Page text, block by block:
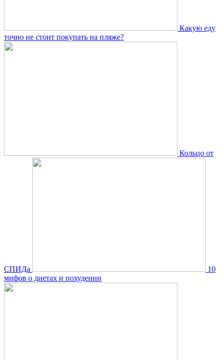
Какую еду
точно не стоит покупать на пляже?
Кольцо от
СПИДа
10
мифов о диетах и похудении